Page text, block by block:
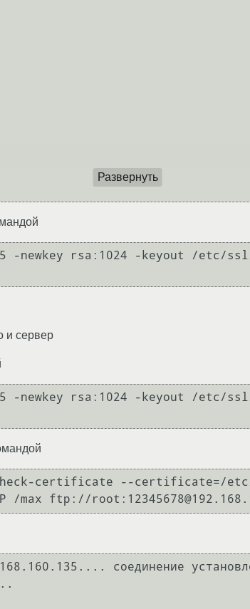
Развернуть
-newkey rsa:1024 -keyout /etc/
и сервер
-newkey rsa:1024 -keyout /etc/
check-certificate --certificate=/
соединение